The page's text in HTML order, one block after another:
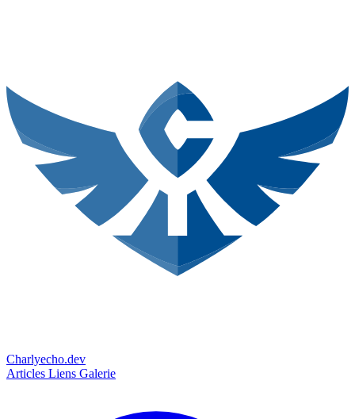
Charlyecho.dev
Articles Liens Galerie